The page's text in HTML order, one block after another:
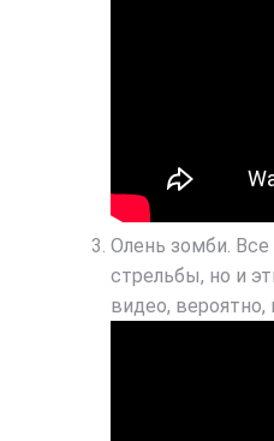
Олень зомби.
стрельбы, но и
видео, вероятно,